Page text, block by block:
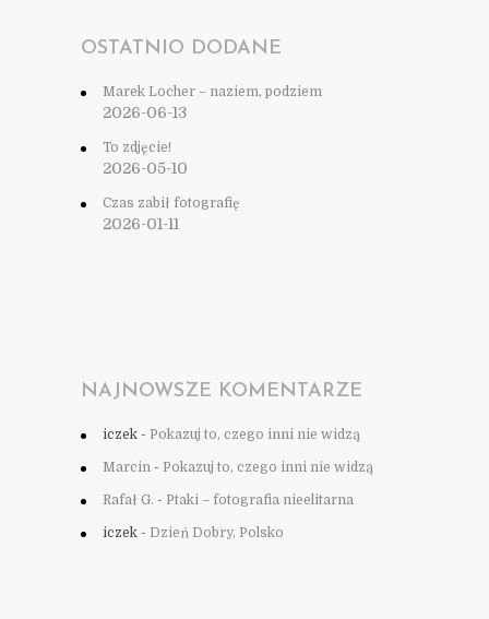
OSTATNIO DODANE
Marek Locher – naziem, podziem
2026-06-13
To zdjęcie!
2026-05-10
Czas zabił fotografię
2026-01-11
NAJNOWSZE KOMENTARZE
iczek - Pokazuj to, czego inni nie widzą
Marcin - Pokazuj to, czego inni nie widzą
Rafał G. - Ptaki – fotografia nieelitarna
iczek - Dzień Dobry, Polsko